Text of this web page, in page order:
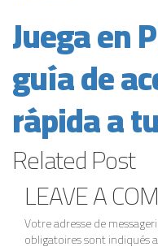
Juega en
guía de
rápida a
RelatedPost
LEAVE A
Votre adresse de
obligatoires sont indiqués